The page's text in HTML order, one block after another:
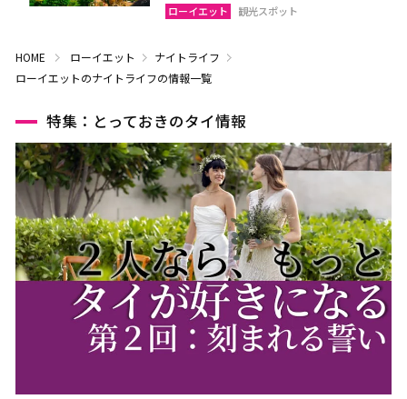
ローイエット 観光スポット
HOME ローイエット
ナイトライフ
ローイエットのナイトライフの情報一覧
特集：とっておきのタイ情報